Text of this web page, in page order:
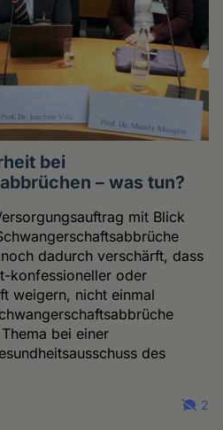
bei
– was tun?
mit Blick
dadurch verschärft, dass
konfessioneller oder
weigern, nicht einmal
bei einer
des
2